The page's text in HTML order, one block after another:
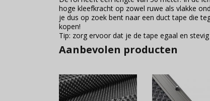
hoge kleefkracht op zowel ruwe als vlakke
je dus op zoek bent naar een duct tape die
kopen!
Tip: zorg ervoor dat je de tape egaal en
Aanbevolen producten